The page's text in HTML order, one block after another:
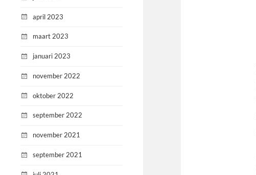
april 2023
maart 2023
januari 2023
november 2022
oktober 2022
september 2022
november 2021
september 2021